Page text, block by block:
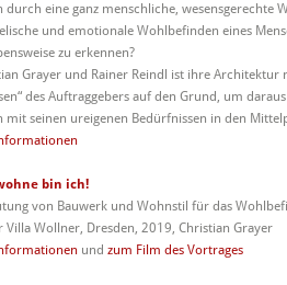
durch eine ganz menschliche, wesensgerechte
und emotionale Wohlbefinden eines
zu erkennen?
Grayer und Rainer Reindl ist ihre
des Auftraggebers auf den Grund, um
mit seinen ureigenen Bedürfnissen in den
bin ich!
von Bauwerk und Wohnstil für das
Villa Wollner, Dresden, 2019, Christian Grayer
und zum Film des Vortrages